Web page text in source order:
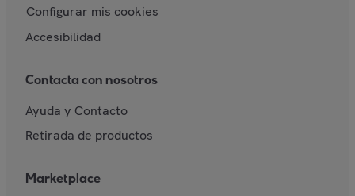
Configurar mis cookies
Accesibilidad
Contacta con nosotros
Ayuda y Contacto
Retirada de productos
Marketplace